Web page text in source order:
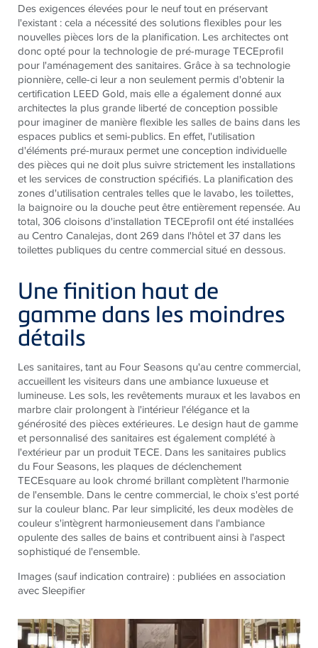
Des exigences élevées pour le neuf tout en préservant
l'existant : cela a nécessité des solutions flexibles pour les
nouvelles pièces lors de la planification. Les architectes ont
donc opté pour la technologie de pré-murage TECEprofil
pour l'aménagement des sanitaires. Grâce à sa technologie
pionnière, celle-ci leur a non seulement permis d'obtenir la
certification LEED Gold, mais elle a également donné aux
architectes la plus grande liberté de conception possible
pour imaginer de manière flexible les salles de bains dans les
espaces publics et semi-publics. En effet, l'utilisation
d'éléments pré-muraux permet une conception individuelle
des pièces qui ne doit plus suivre strictement les installations
et les services de construction spécifiés. La planification des
zones d'utilisation centrales telles que le lavabo, les toilettes,
la baignoire ou la douche peut être entièrement repensée. Au
total, 306 cloisons d'installation TECEprofil ont été installées
au Centro Canalejas, dont 269 dans l'hôtel et 37 dans les
toilettes publiques du centre commercial situé en dessous.
Une finition haut de
gamme dans les moindres
détails
Les sanitaires, tant au Four Seasons qu'au centre commercial,
accueillent les visiteurs dans une ambiance luxueuse et
lumineuse. Les sols, les revêtements muraux et les lavabos en
marbre clair prolongent à l'intérieur l'élégance et la
générosité des pièces extérieures. Le design haut de gamme
et personnalisé des sanitaires est également complété à
l'extérieur par un produit TECE. Dans les sanitaires publics
du Four Seasons, les plaques de déclenchement
TECEsquare au look chromé brillant complètent l'harmonie
de l'ensemble. Dans le centre commercial, le choix s'est porté
sur la couleur blanc. Par leur simplicité, les deux modèles de
couleur s'intègrent harmonieusement dans l'ambiance
opulente des salles de bains et contribuent ainsi à l'aspect
sophistiqué de l'ensemble.
Images (sauf indication contraire) : publiées en association
avec Sleepifier